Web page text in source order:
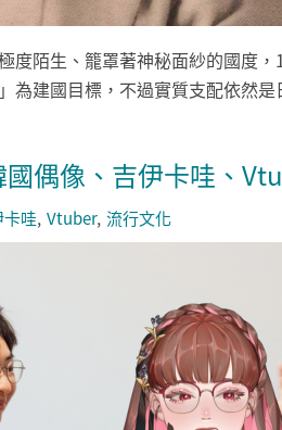
度陌生、籠罩著神秘面紗的國度
為建國目標，不過實質支配依然
國偶像、吉伊卡哇、
卡哇 Vtuber 流行文化